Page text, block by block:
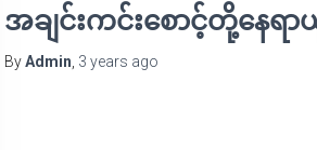
အချင်းကင်းစောင့်တို့နေရ
ByAdmin, 3 years ago